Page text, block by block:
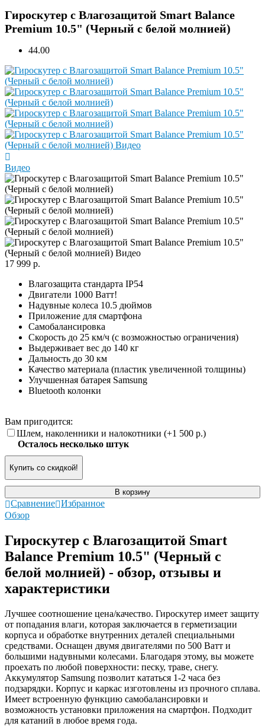
Гироскутер с Влагозащитой Smart Balance
Premium 10.5" (Черный с белой молнией)
44.00
Видео
17 999 р.
Влагозащита стандарта IP54
Двигатели 1000 Ватт!
Надувные колеса 10.5 дюймов
Приложение для смартфона
Самобалансировка
Скорость до 25 км/ч (с возможностью ограничения)
Выдерживает вес до 140 кг
Дальность до 30 км
Качество материала (пластик увеличенной толщины)
Улучшенная батарея Samsung
Bluetooth колонки
Вам пригодится:
Шлем, наколенники и налокотники (+1 500 р.)
Осталось несколько штук
Купить со скидкой!
В корзину
Сравнение Избранное
Обзор
Гироскутер с Влагозащитой Smart
Balance Premium 10.5" (Черный с
белой молнией) - обзор, отзывы и
характеристики
Лучшее соотношение цена/качество. Гироскутер имеет защиту
от попадания влаги, которая заключается в герметизации
корпуса и обработке внутренних деталей специальными
средствами. Оснащен двумя двигателями по 500 Ватт и
большими надувными колесами. Благодаря этому, вы можете
проехать по любой поверхности: песку, траве, снегу.
Аккумулятор Samsung позволит кататься 1-2 часа без
подзарядки. Корпус и каркас изготовлены из прочного сплава.
Имеет встроенную функцию самобалансировки и
возможность установки приложения на смартфон. Подходит
для катаний в любое время года.